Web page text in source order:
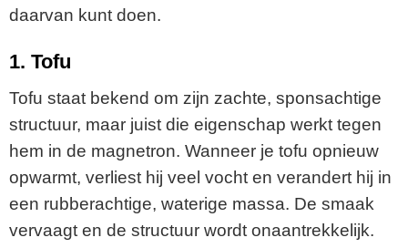
daarvan kunt doen.
1. Tofu
Tofu staat bekend om zijn zachte, sponsachtige
structuur, maar juist die eigenschap werkt tegen
hem in de magnetron. Wanneer je tofu opnieuw
opwarmt, verliest hij veel vocht en verandert hij in
een rubberachtige, waterige massa. De smaak
vervaagt en de structuur wordt onaantrekkelijk.